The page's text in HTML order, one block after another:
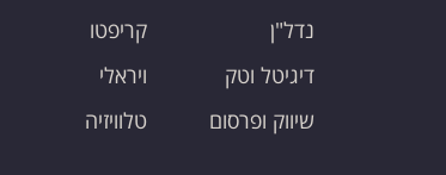
נדל"ן
דיגיטל וטק
שיווק ופרסום
קריפטו
ויראלי
טלוויזיה